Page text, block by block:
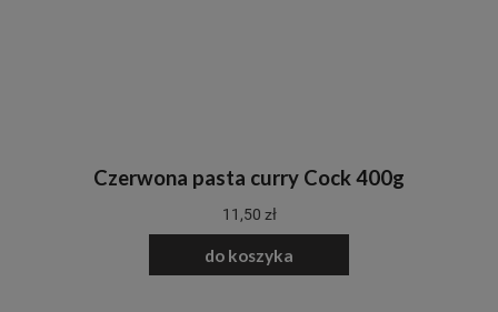
Czerwona pasta curry Cock 400g
11,50 zł
do koszyka